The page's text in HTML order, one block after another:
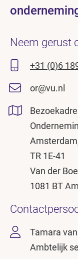
Neem gerust
+31 (0)6
or@vu.nl
TR 1E-41
Van der
1081 BT
Tamara
Ambtelijk